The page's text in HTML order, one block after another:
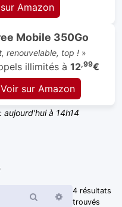
Amazon
Mobile 350Go
renouvelable, top !»
illimités à 12,99€
sur Amazon
à 14h14
RechercherRecherche
4 résultats
trouvés